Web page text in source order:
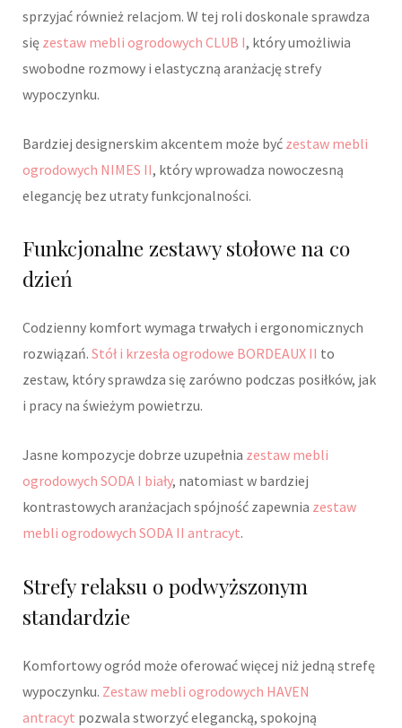
sprzyjać również relacjom. W tej roli doskonale sprawdza
się zestaw mebli ogrodowych CLUB I, który umożliwia
swobodne rozmowy i elastyczną aranżację strefy
wypoczynku.
Bardziej designerskim akcentem może być zestaw mebli
ogrodowych NIMES II, który wprowadza nowoczesną
elegancję bez utraty funkcjonalności.
Funkcjonalne zestawy stołowe na co
dzień
Codzienny komfort wymaga trwałych i ergonomicznych
rozwiązań. Stół i krzesła ogrodowe BORDEAUX II to
zestaw, który sprawdza się zarówno podczas posiłków, jak
i pracy na świeżym powietrzu.
Jasne kompozycje dobrze uzupełnia zestaw mebli
ogrodowych SODA I biały, natomiast w bardziej
kontrastowych aranżacjach spójność zapewnia zestaw
mebli ogrodowych SODA II antracyt.
Strefy relaksu o podwyższonym
standardzie
Komfortowy ogród może oferować więcej niż jedną strefę
wypoczynku. Zestaw mebli ogrodowych HAVEN
antracyt pozwala stworzyć elegancką, spokojną